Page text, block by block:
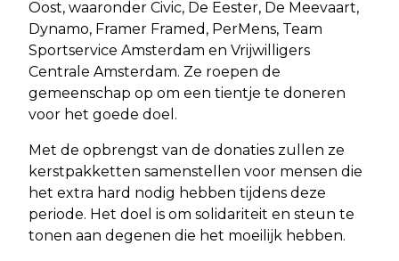
Oost, waaronder Civic, De Eester, De Meevaart,
Dynamo, Framer Framed, PerMens, Team
Sportservice Amsterdam en Vrijwilligers
Centrale Amsterdam. Ze roepen de
gemeenschap op om een tientje te doneren
voor het goede doel.
Met de opbrengst van de donaties zullen ze
kerstpakketten samenstellen voor mensen die
het extra hard nodig hebben tijdens deze
periode. Het doel is om solidariteit en steun te
tonen aan degenen die het moeilijk hebben.